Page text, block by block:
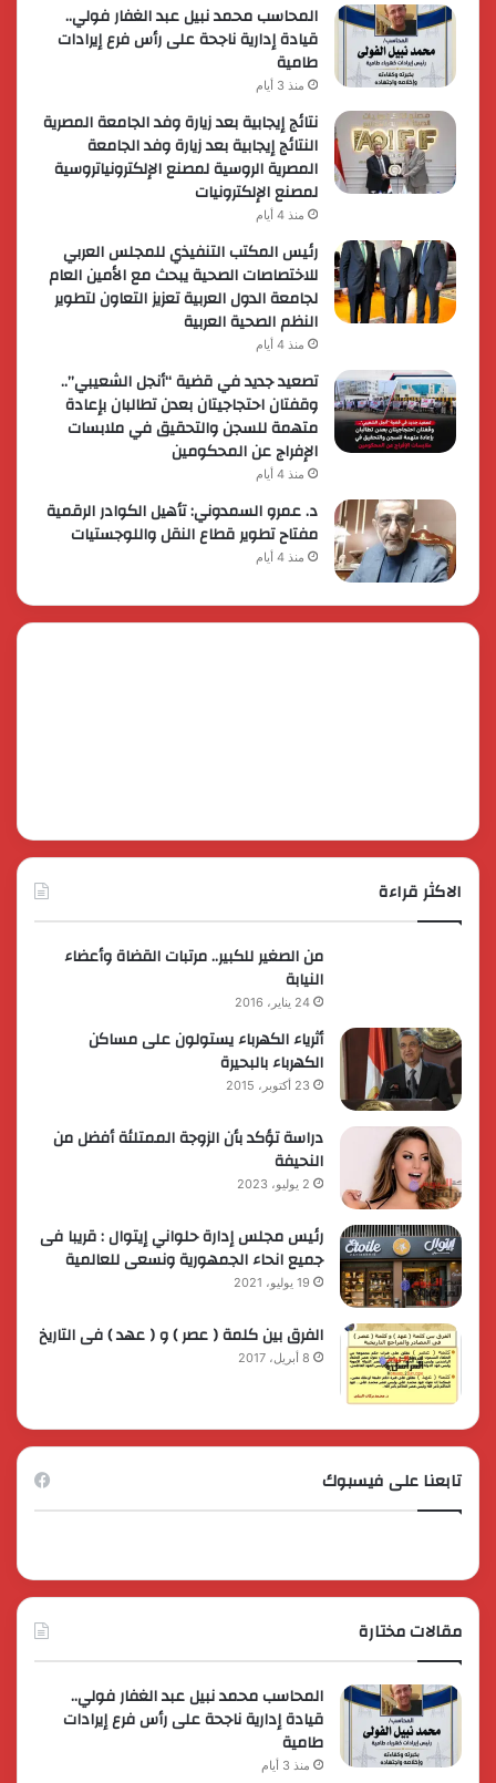
المحاسب محمد نبيل عبد الغفار فولي..
قيادة إدارية ناجحة على رأس فرع إيرادات
طامية
منذ 3 أيام
نتائج إيجابية بعد زيارة وفد الجامعة المصرية
النتائج إيجابية بعد زيارة وفد الجامعة
المصرية الروسية لمصنع الإلكترونياتروسية
لمصنع الإلكترونيات
منذ 4 أيام
رئيس المكتب التنفيذي للمجلس العربي
للاختصاصات الصحية يبحث مع الأمين العام
لجامعة الدول العربية تعزيز التعاون لتطوير
النظم الصحية العربية
منذ 4 أيام
تصعيد جديد في قضية “أنجل الشعيبي”..
وقفتان احتجاجيتان بعدن تطالبان بإعادة
متهمة للسجن والتحقيق في ملابسات
الإفراج عن المحكومين
منذ 4 أيام
د. عمرو السمدوني: تأهيل الكوادر الرقمية
مفتاح تطوير قطاع النقل واللوجستيات
منذ 4 أيام
الاكثر قراءة
من الصغير للكبير.. مرتبات القضاة وأعضاء
النيابة
24 يناير، 2016
أثرياء الكهرباء يستولون على مساكن
الكهرباء بالبحيرة
23 أكتوبر، 2015
دراسة تؤكد بأن الزوجة الممتلئة أفضل من
النحيفة
2 يوليو، 2023
رئيس مجلس إدارة حلواني إيتوال : قريبا فى
جميع انحاء الجمهورية ونسعى للعالمية
19 يوليو، 2021
الفرق بين كلمة ( عصر ) و ( عهد ) فى التاريخ
8 أبريل، 2017
تابعنا على فيسبوك
مقالات مختارة
المحاسب محمد نبيل عبد الغفار فولي..
قيادة إدارية ناجحة على رأس فرع إيرادات
طامية
منذ 3 أيام